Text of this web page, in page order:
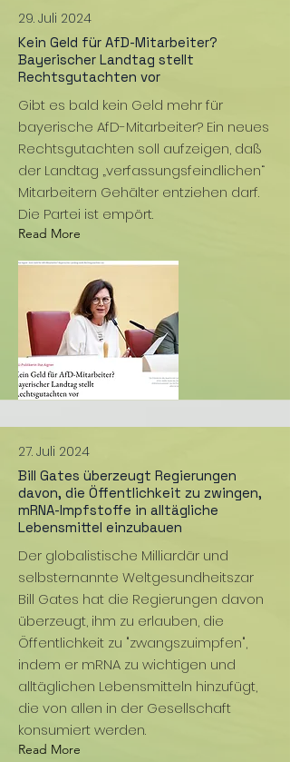
29. Juli 2024
Kein Geld für AfD-Mitarbeiter?
Bayerischer Landtag stellt
Rechtsgutachten vor
Gibt es bald kein Geld mehr für
bayerische AfD-Mitarbeiter? Ein neues
Rechtsgutachten soll aufzeigen, daß
der Landtag „verfassungsfeindlichen“
Mitarbeitern Gehälter entziehen darf.
Die Partei ist empört.
Read More
27. Juli 2024
Bill Gates überzeugt Regierungen
davon, die Öffentlichkeit zu zwingen,
mRNA-Impfstoffe in alltägliche
Lebensmittel einzubauen
Der globalistische Milliardär und
selbsternannte Weltgesundheitszar
Bill Gates hat die Regierungen davon
überzeugt, ihm zu erlauben, die
Öffentlichkeit zu "zwangszuimpfen",
indem er mRNA zu wichtigen und
alltäglichen Lebensmitteln hinzufügt,
die von allen in der Gesellschaft
konsumiert werden.
Read More